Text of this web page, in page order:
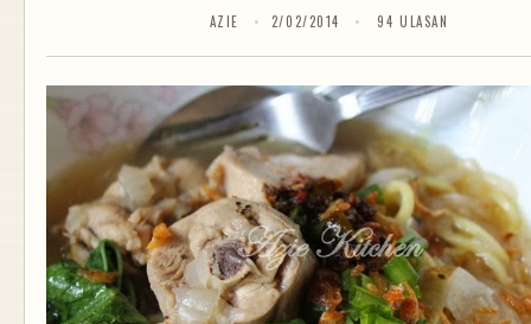
AZIE 2/02/2014 94 ULASAN